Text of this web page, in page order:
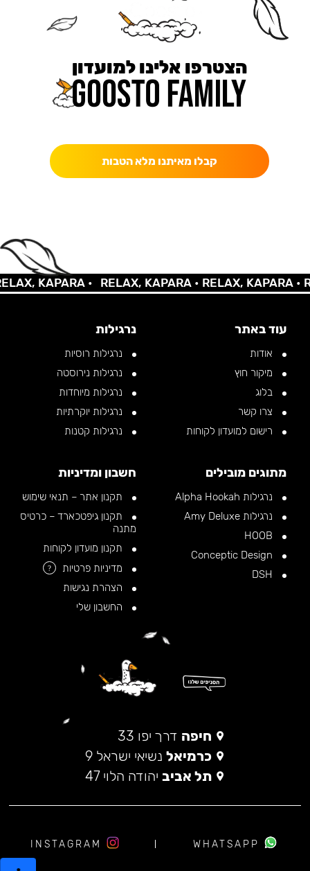
הצטרפו אלינו למועדון
קבלו מאיתנו מלא הטבות
KAPARA • RELAX, KAPARA •RELAX, KAPARA •
עוד באתר
אודות
מיקור חוץ
בלוג
צרו קשר
רישום למועדון לקוחות
נרגילות
נרגילות רוסיות
נרגילות נירוסטה
נרגילות מיוחדות
נרגילות יוקרתיות
נרגילות קטנות
מתוגים מובילים
נרגילות Alpha Hookah
נרגילות Amy Deluxe
חשבון ומדיניות
תקנון אתר – תנאי שימוש
תקנון גיפטכארד – כרטיס
מתנה
תקנון מועדון לקוחות
מדיניות פרטיות
?
הצהרת נגישות
החשבון שלי
חיפה דרך יפו 33
כרמיאל נשיאי ישראל 9
תל אביב יהודה הלוי 47
WHATSAPP
INSTAGRAM